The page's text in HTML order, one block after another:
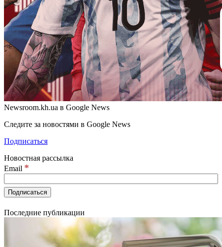
Newsroom.kh.ua в Google News
Следите за новостями в Google News
Подписаться
Новостная рассылка
Email *
Последние публикации